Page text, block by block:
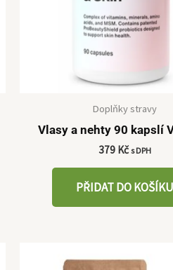
Doplňky stravy
Vlasy a nehty 90 kapslí
379 Kč s DPH
PŘIDAT DO KOŠÍKU